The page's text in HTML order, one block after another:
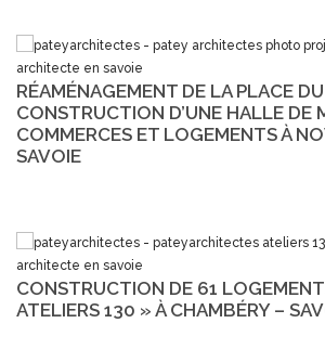
RÉAMÉNAGEMENT DE LA PLACE
CONSTRUCTION D’UNE HALLE DE
COMMERCES ET LOGEMENTS À
SAVOIE
CONSTRUCTION DE 61
ATELIERS 130 » À CHAMBÉRY –